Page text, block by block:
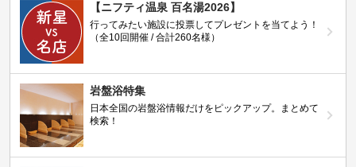
【ニフティ温泉 百名湯2026】
行ってみたい施設に投票してプレゼントを当てよう！
（全10回開催 / 合計260名様）
岩盤浴特集
日本全国の岩盤浴情報だけをピックアップ。まとめて
検索！